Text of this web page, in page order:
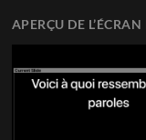
APERÇU DE